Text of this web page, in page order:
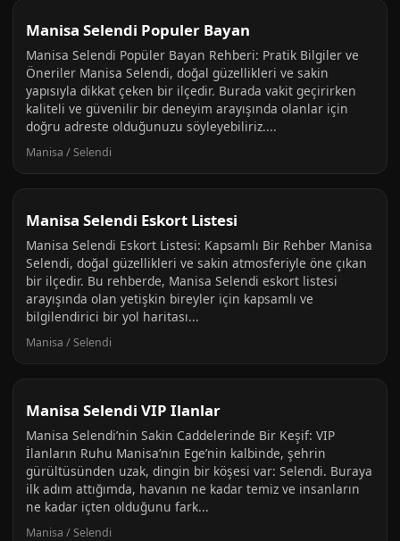
Manisa Selendi Populer Bayan
Manisa Selendi Popüler Bayan Rehberi: Pratik Bilgiler ve
Öneriler Manisa Selendi, doğal güzellikleri ve sakin
yapısıyla dikkat çeken bir ilçedir. Burada vakit geçirirken
kaliteli ve güvenilir bir deneyim arayışında olanlar için
doğru adreste olduğunuzu söyleyebiliriz....
Manisa / Selendi
Manisa Selendi Eskort Listesi
Manisa Selendi Eskort Listesi: Kapsamlı Bir Rehber Manisa
Selendi, doğal güzellikleri ve sakin atmosferiyle öne çıkan
bir ilçedir. Bu rehberde, Manisa Selendi eskort listesi
arayışında olan yetişkin bireyler için kapsamlı ve
bilgilendirici bir yol haritası...
Manisa / Selendi
Manisa Selendi VIP Ilanlar
Manisa Selendi’nin Sakin Caddelerinde Bir Keşif: VIP
İlanların Ruhu Manisa’nın Ege’nin kalbinde, şehrin
gürültüsünden uzak, dingin bir köşesi var: Selendi. Buraya
ilk adım attığımda, havanın ne kadar temiz ve insanların
ne kadar içten olduğunu fark...
Manisa / Selendi